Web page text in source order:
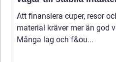
Att finansiera cuper, resor
material kräver mer än god
Många lag och f&ou...